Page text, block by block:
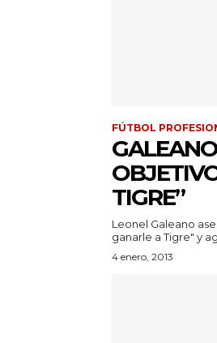
FÚTBOL
TIGRE”
Leonel Galeano
ganarle a Tigre" y
4 enero, 2013